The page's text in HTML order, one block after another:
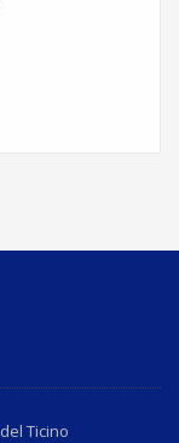
Ticino